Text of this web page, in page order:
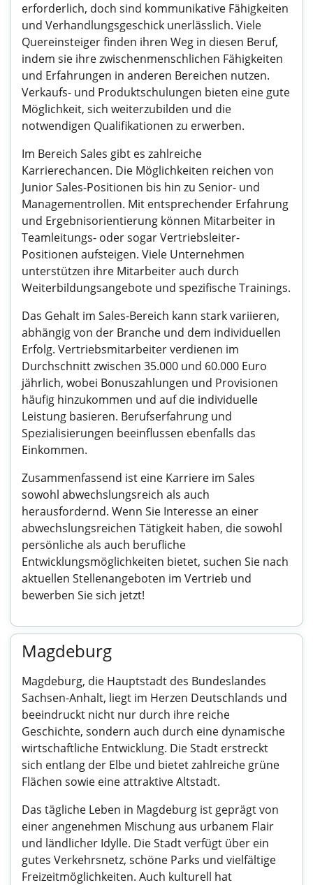
erforderlich, doch sind kommunikative Fähigkeiten
und Verhandlungsgeschick unerlässlich. Viele
Quereinsteiger finden ihren Weg in diesen Beruf,
indem sie ihre zwischenmenschlichen Fähigkeiten
und Erfahrungen in anderen Bereichen nutzen.
Verkaufs- und Produktschulungen bieten eine gute
Möglichkeit, sich weiterzubilden und die
notwendigen Qualifikationen zu erwerben.
Im Bereich Sales gibt es zahlreiche
Karrierechancen. Die Möglichkeiten reichen von
Junior Sales-Positionen bis hin zu Senior- und
Managementrollen. Mit entsprechender Erfahrung
und Ergebnisorientierung können Mitarbeiter in
Teamleitungs- oder sogar Vertriebsleiter-
Positionen aufsteigen. Viele Unternehmen
unterstützen ihre Mitarbeiter auch durch
Weiterbildungsangebote und spezifische Trainings.
Das Gehalt im Sales-Bereich kann stark variieren,
abhängig von der Branche und dem individuellen
Erfolg. Vertriebsmitarbeiter verdienen im
Durchschnitt zwischen 35.000 und 60.000 Euro
jährlich, wobei Bonuszahlungen und Provisionen
häufig hinzukommen und auf die individuelle
Leistung basieren. Berufserfahrung und
Spezialisierungen beeinflussen ebenfalls das
Einkommen.
Zusammenfassend ist eine Karriere im Sales
sowohl abwechslungsreich als auch
herausfordernd. Wenn Sie Interesse an einer
abwechslungsreichen Tätigkeit haben, die sowohl
persönliche als auch berufliche
Entwicklungsmöglichkeiten bietet, suchen Sie nach
aktuellen Stellenangeboten im Vertrieb und
bewerben Sie sich jetzt!
Magdeburg
Magdeburg, die Hauptstadt des Bundeslandes
Sachsen-Anhalt, liegt im Herzen Deutschlands und
beeindruckt nicht nur durch ihre reiche
Geschichte, sondern auch durch eine dynamische
wirtschaftliche Entwicklung. Die Stadt erstreckt
sich entlang der Elbe und bietet zahlreiche grüne
Flächen sowie eine attraktive Altstadt.
Das tägliche Leben in Magdeburg ist geprägt von
einer angenehmen Mischung aus urbanem Flair
und ländlicher Idylle. Die Stadt verfügt über ein
gutes Verkehrsnetz, schöne Parks und vielfältige
Freizeitmöglichkeiten. Auch kulturell hat